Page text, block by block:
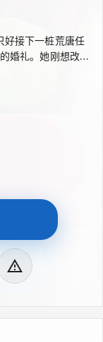
好接下一桩荒唐任
婚礼。她刚想改变
还把对方当司机说
陪她演下去。接连
要的爱情。